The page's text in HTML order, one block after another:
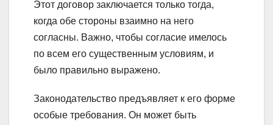
Этот договор заключается только тогда,
когда обе стороны взаимно на него
согласны. Важно, чтобы согласие имелось
по всем его существенным условиям, и
было правильно выражено.
Законодательство предъявляет к его форме
особые требования. Он может быть